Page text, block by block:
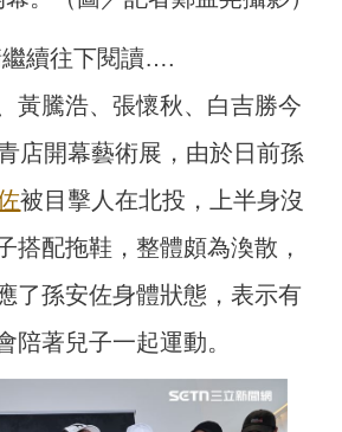
續往下閱讀….
黃騰浩、張懷秋、白吉勝今
店開幕藝術展，由於日前孫
被目擊人在北投，上半身沒
搭配拖鞋，整體頗為渙散，
了孫安佐身體狀態，表示有
陪著兒子一起運動。